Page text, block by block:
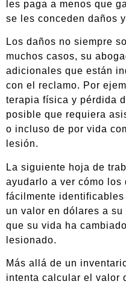
les paga a menos que
se les conceden daños
Los daños no siempre
muchos casos, su
adicionales que están
con el reclamo. Por
terapia física y pérdida
posible que requiera
o incluso de por vida
lesión.
La siguiente hoja de
ayudarlo a ver cómo los
fácilmente
un valor en dólares a
que su vida ha
lesionado.
Más allá de un
intenta calcular el valor